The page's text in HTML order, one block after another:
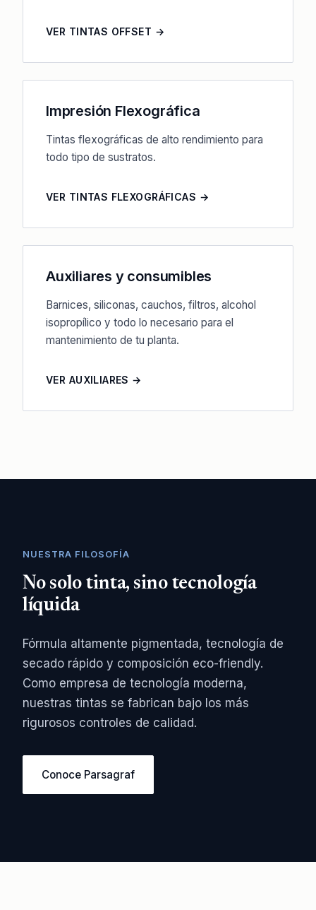
VER TINTAS OFFSET →
Impresión Flexográfica
Tintas flexográficas de alto rendimiento para
todo tipo de sustratos.
VER TINTAS FLEXOGRÁFICAS →
Auxiliares y consumibles
Barnices, siliconas, cauchos, filtros, alcohol
isopropílico y todo lo necesario para el
mantenimiento de tu planta.
VER AUXILIARES →
NUESTRA FILOSOFÍA
No solo tinta, sino tecnología
líquida
Fórmula altamente pigmentada, tecnología de
secado rápido y composición eco-friendly.
Como empresa de tecnología moderna,
nuestras tintas se fabrican bajo los más
rigurosos controles de calidad.
Conoce Parsagraf